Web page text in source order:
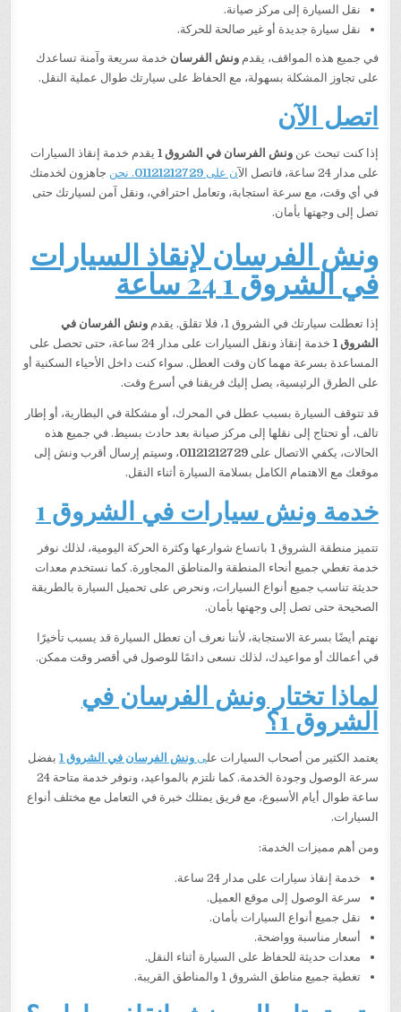
نقل السيارة إلى مركز صيانة.
نقل سيارة جديدة أو غير صالحة للحركة.
في جميع هذه المواقف، يقدمونش الفرسان خدمة سريعة وآمنة تساعدك
على تجاوز المشكلة بسهولة، مع الحفاظ على سيارتك طوال عملية النقل.
اتصل الآن
إذا كنت تبحث عنونش الفرسان في الشروق 1
يقدم خدمة إنقاذ السيارات
على مدار 24 ساعة، فاتصل الآ
ن على01121212729. نحن جاهزون لخدمتك
في أي وقت، مع سرعة استجابة، وتعامل احترافي، ونقل آمن لسيارتك حتى
تصل إلى وجهتها بأمان.
ونش الفرسان لإنقاذ السيارات
في الشروق 1 24 ساعة
إذا تعطلت سيارتك في الشروق 1، فلا تقلق. يقدم
ونش الفرسان في
الشروق 1
خدمة إنقاذ ونقل السيارات على مدار 24 ساعة، حتى تحصل على
المساعدة بسرعة مهما كان وقت العطل. سواء كنت داخل الأحياء السكنية أو
على الطرق الرئيسية، يصل إليك فريقنا في أسرع وقت.
قد تتوقف السيارة بسبب عطل في المحرك، أو مشكلة في البطارية، أو إطار
تالف، أو تحتاج إلى نقلها إلى مركز صيانة بعد حادث بسيط. في جميع هذه
الحالات، يكفي الاتصال على01121212729، وسيتم إرسال أقرب ونش إلى
موقعك مع الاهتمام الكامل بسلامة السيارة أثناء النقل.
خدمة ونش سيارات في الشروق 1
تتميز منطقة الشروق 1 باتساع شوارعها وكثرة الحركة اليومية، لذلك نوفر
خدمة تغطي جميع أنحاء المنطقة والمناطق المجاورة. كما نستخدم معدات
حديثة تناسب جميع أنواع السيارات، ونحرص على تحميل السيارة بالطريقة
الصحيحة حتى تصل إلى وجهتها بأمان.
نهتم أيضًا بسرعة الاستجابة، لأننا نعرف أن تعطل السيارة قد يسبب تأخيرًا
في أعمالك أو مواعيدك، لذلك نسعى دائمًا للوصول في أقصر وقت ممكن.
لماذا تختار ونش الفرسان في
الشروق 1؟
يعتمد الكثير من أصحاب السيارات علىونش الفرسان في الشروق 1
بفضل
سرعة الوصول وجودة الخدمة. كما نلتزم بالمواعيد، ونوفر خدمة متاحة 24
ساعة طوال أيام الأسبوع، مع فريق يمتلك خبرة في التعامل مع مختلف أنواع
السيارات.
ومن أهم مميزات الخدمة:
خدمة إنقاذ سيارات على مدار 24 ساعة.
سرعة الوصول إلى موقع العميل.
نقل جميع أنواع السيارات بأمان.
أسعار مناسبة وواضحة.
معدات حديثة للحفاظ على السيارة أثناء النقل.
تغطية جميع مناطق الشروق 1 والمناطق القريبة.